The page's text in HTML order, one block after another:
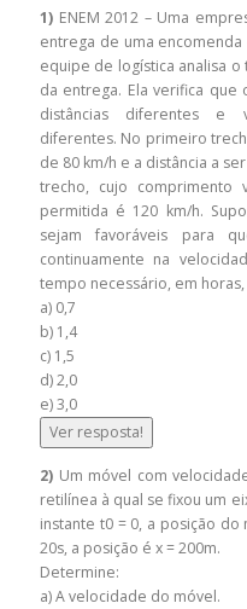
1) ENEM 2012 – Uma
entrega de uma
equipe de logística analisa
da entrega. Ela verifica
distâncias diferentes e
diferentes. No primeiro
de 80 km/h e a distância a
trecho, cujo comprimento
permitida é 120 km/h.
sejam favoráveis para
continuamente na
tempo necessário, em
a) 0,7
b) 1,4
c) 1,5
d) 2,0
e) 3,0
Ver resposta!
2) Um móvel com
retilínea à qual se fixou um
instante t0 = 0, a posição
20s, a posição é x = 200m.
Determine:
a) A velocidade do móvel.